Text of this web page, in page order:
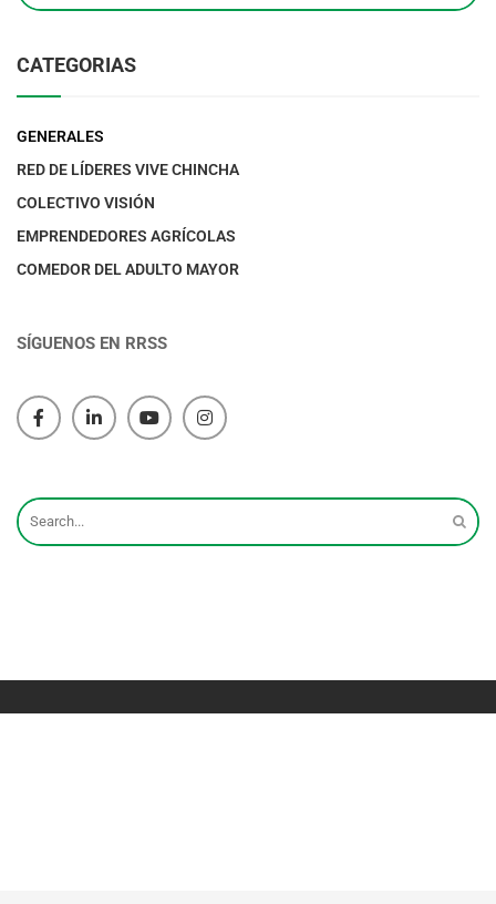
CATEGORIAS
GENERALES
RED DE LÍDERES VIVE CHINCHA
COLECTIVO VISIÓN
EMPRENDEDORES AGRÍCOLAS
COMEDOR DEL ADULTO MAYOR
SÍGUENOS EN RRSS